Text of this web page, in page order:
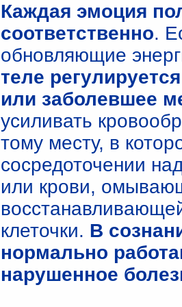
Каждая эмоция
соответственно.
обновляющие
теле
или заболевшее
усиливать
тому месту, в
сосредоточении
или крови,
клеточки. В
нормально
нарушенное